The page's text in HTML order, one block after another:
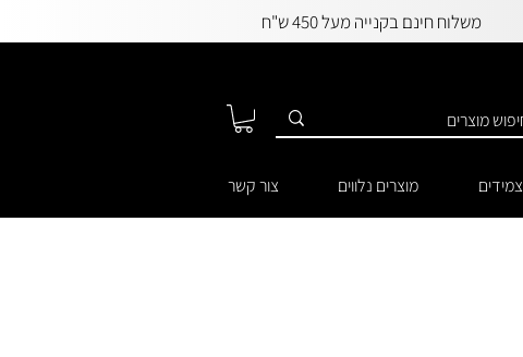
משלוח חינם בקנייה מעל 450 ש"ח
צמידים מוצרים נלווים צור קשר